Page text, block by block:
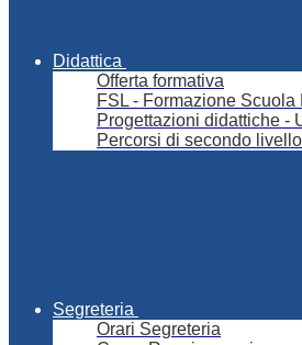
Didattica
Offerta formativa
FSL - Formazione Scuola
Progettazioni didattiche -
Percorsi di secondo
Segreteria
Orari Segreteria